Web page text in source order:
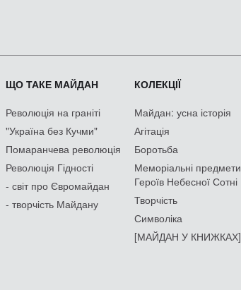
ЩО ТАКЕ МАЙДАН
Революція на граніті
"Україна без Кучми"
Помаранчева революція
Революція Гідності
- світ про Євромайдан
- творчість Майдану
КОЛЕКЦІЇ
Майдан: усна історія
Агітація
Боротьба
Меморіальні предмети
Героїв Небесної Сотні
Творчість
Символіка
[МАЙДАН У КНИЖКАХ]